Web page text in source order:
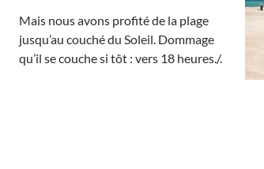
Mais nous avons profité de la plage
jusqu’au couché du Soleil. Dommage
qu’il se couche si tôt : vers 18 heures./.